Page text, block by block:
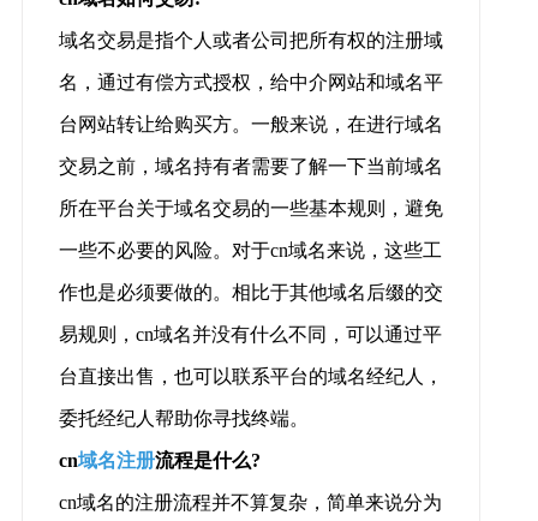
域名交易是指个人或者公司把所有权的注册域
名，通过有偿方式授权，给中介网站和域名平
台网站转让给购买方。一般来说，在进行域名
交易之前，域名持有者需要了解一下当前域名
所在平台关于域名交易的一些基本规则，避免
一些不必要的风险。对于cn域名来说，这些工
作也是必须要做的。相比于其他域名后缀的交
易规则，cn域名并没有什么不同，可以通过平
台直接出售，也可以联系平台的域名经纪人，
委托经纪人帮助你寻找终端。
cn域名注册流程是什么?
cn域名的注册流程并不算复杂，简单来说分为